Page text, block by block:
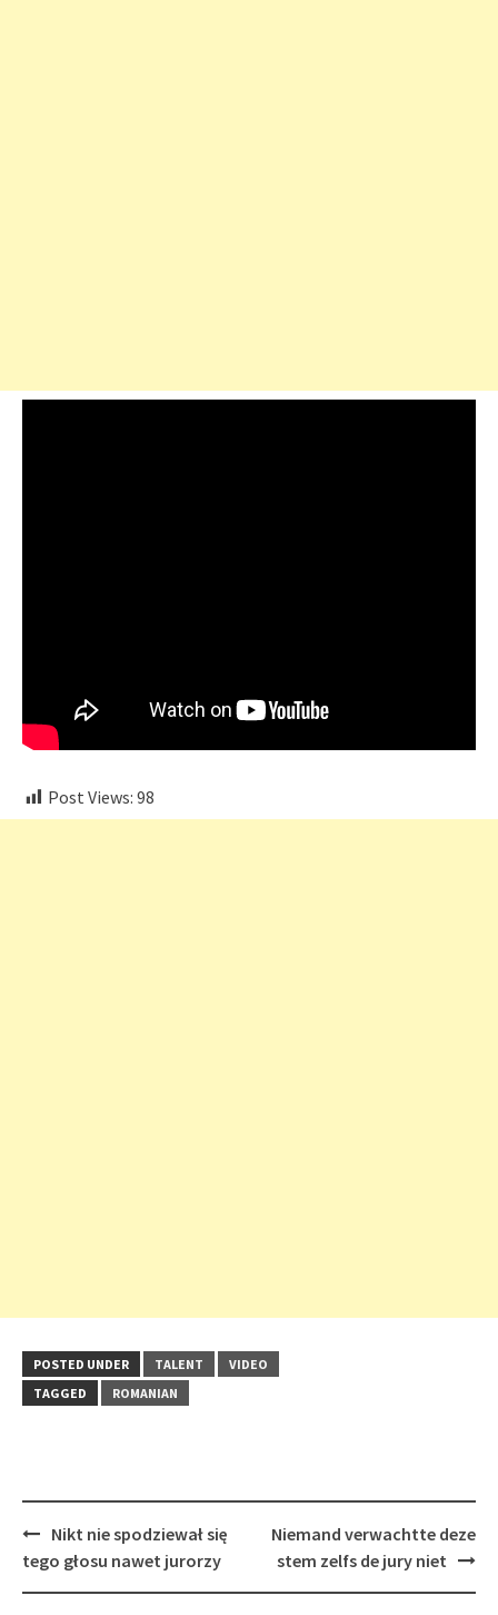
Post Views: 98
POSTED UNDER TALENT
VIDEO
TAGGED
ROMANIAN
Post
navigation
Nikt nie spodziewał się
tego głosu nawet jurorzy
Niemand verwachtte deze
stem zelfs de jury niet